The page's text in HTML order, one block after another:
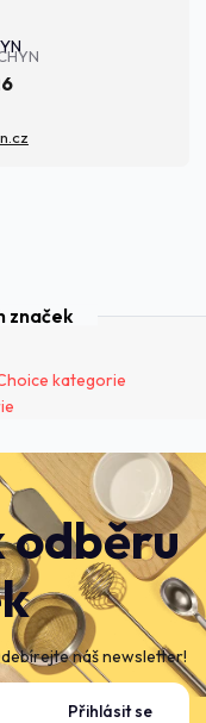
odběru
náš newsletter!
Přihlásit se
značek